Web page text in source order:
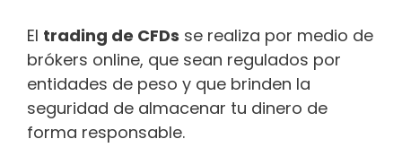
El trading de CFDs se realiza por medio de
bróker​​s online, que sean regulados por
entidades de peso y que brinden la
seguridad de almacenar tu dinero de
forma responsable.